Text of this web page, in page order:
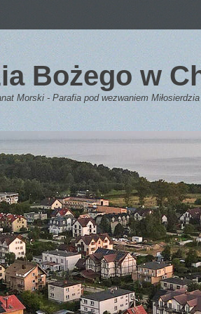
Bożego w
Morski - Parafia pod wezwaniem